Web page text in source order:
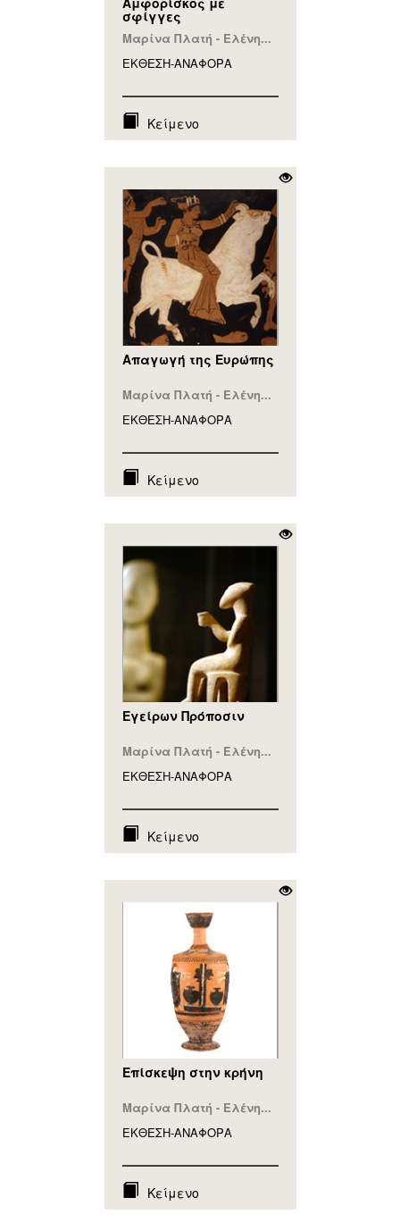
σφίγγες
Μαρίνα Πλατή - Ελένη...
ΕΚΘΕΣΗ-ΑΝΑΦΟΡA
Κείμενο
Απαγωγή της Ευρώπης
Μαρίνα Πλατή - Ελένη...
ΕΚΘΕΣΗ-ΑΝΑΦΟΡA
Κείμενο
Eγείρων Πρόποσιν
Μαρίνα Πλατή - Ελένη...
ΕΚΘΕΣΗ-ΑΝΑΦΟΡA
Κείμενο
Επίσκεψη στην κρήνη
Μαρίνα Πλατή - Ελένη...
ΕΚΘΕΣΗ-ΑΝΑΦΟΡA
Κείμενο